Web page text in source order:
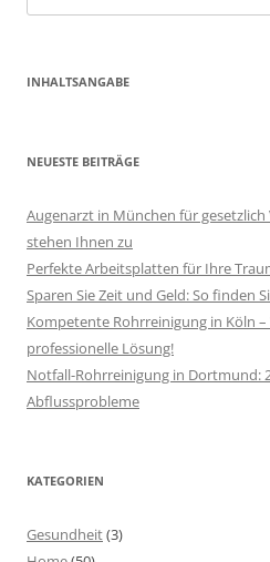
nach:
INHALTSANGABE
NEUESTE BEITRÄGE
Augenarzt in München für
stehen Ihnen zu
Perfekte Arbeitsplatten für Ihre
Sparen Sie Zeit und Geld: So finden
Kompetente Rohrreinigung in Köln
professionelle Lösung!
Notfall-Rohrreinigung in Dortmund:
Abflussprobleme
KATEGORIEN
Gesundheit(3)